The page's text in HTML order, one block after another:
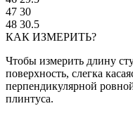
47 30
48 30.5
КАК ИЗМЕРИТЬ?
Чтобы измерить длину
поверхность, слегка
перпендикулярной
плинтуса.